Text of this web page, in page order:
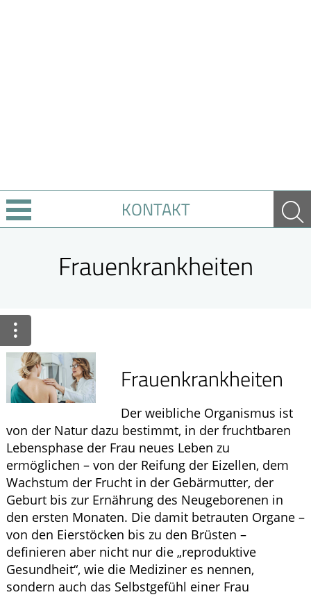
KONTAKT
Krankheiten & Therapie
HOMÖOPATHIE
GESUND IM ALTER
Frauenkrankheiten
Frauenkrankheiten
Der weibliche Organismus ist
von der Natur dazu bestimmt, in der fruchtbaren
Lebensphase der Frau neues Leben zu
ermöglichen – von der Reifung der Eizellen, dem
Wachstum der Frucht in der Gebärmutter, der
Geburt bis zur Ernährung des Neugeborenen in
den ersten Monaten. Die damit betrauten Organe –
von den Eierstöcken bis zu den Brüsten –
definieren aber nicht nur die „reproduktive
Gesundheit“, wie die Mediziner es nennen,
sondern auch das Selbstgefühl einer Frau